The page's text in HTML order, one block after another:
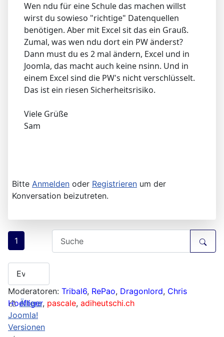
Wen ndu für eine Schule das machen willst
wirst du sowieso "richtige" Datenquellen
benötigen. Aber mit Excel sit das ein Grauß.
Zumal, was wen ndu dort ein PW änderst?
Dann must du es 2 mal ändern, Excel und in
Joomla, das macht auch keine nsinn. Und in
einem Excel sind die PW's nicht verschlüsselt.
Das ist ein riesen Sicherheitsrisiko.
Viele Grüße
Sam
Bitte Anmelden oder Registrieren um der
Konversation beizutreten.
1
Moderatoren: Tribal6, RePao, Dragonlord, Chris
Hoefliger, pascale, adiheutschi.ch
Ältere
Joomla!
Versionen